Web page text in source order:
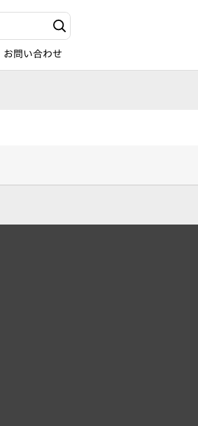
お問い合わせ